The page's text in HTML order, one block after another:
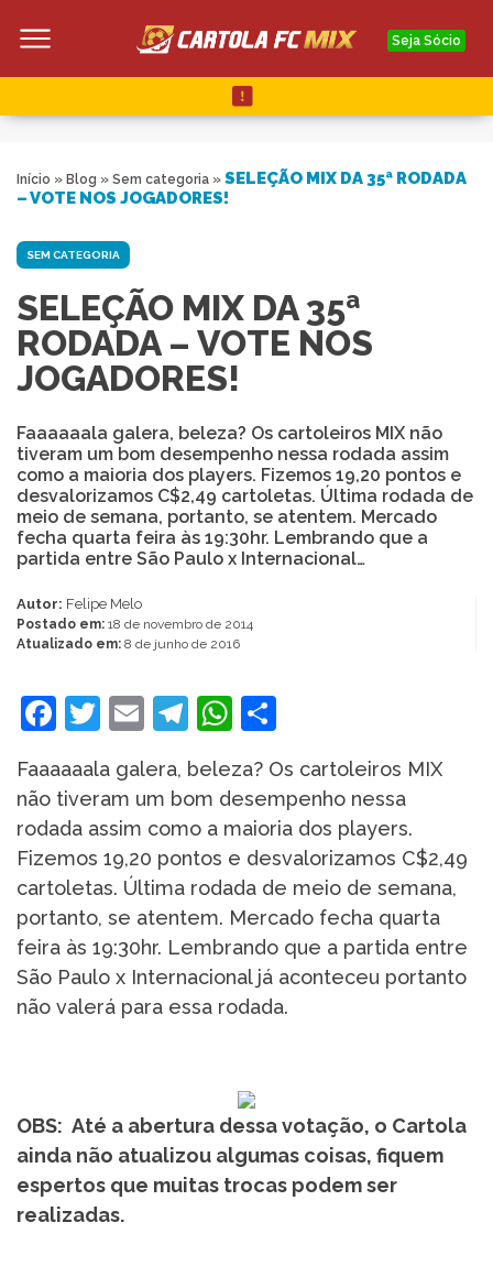
Seja Sócio
Início » Blog » Sem categoria » SELEÇÃO MIX DA 35ª RODADA
– VOTE NOS JOGADORES!
SEM CATEGORIA
SELEÇÃO MIX DA 35ª
RODADA – VOTE NOS
JOGADORES!
Faaaaaala galera, beleza? Os cartoleiros MIX não
tiveram um bom desempenho nessa rodada assim
como a maioria dos players. Fizemos 19,20 pontos e
desvalorizamos C$2,49 cartoletas. Última rodada de
meio de semana, portanto, se atentem. Mercado
fecha quarta feira às 19:30hr. Lembrando que a
partida entre São Paulo x Internacional…
Autor: Felipe Melo
Postado em: 18 de novembro de 2014
Atualizado em: 8 de junho de 2016
Facebook
Twitter
EmailTelegram
WhatsApp
Faaaaaala galera, beleza? Os cartoleiros MIX
não tiveram um bom desempenho nessa
rodada assim como a maioria dos players.
Fizemos 19,20 pontos e desvalorizamos C$2,49
cartoletas. Última rodada de meio de semana,
portanto, se atentem. Mercado fecha quarta
feira às 19:30hr. Lembrando que a partida entre
São Paulo x Internacional já aconteceu portanto
não valerá para essa rodada.
OBS: Até a abertura dessa votação, o Cartola
ainda não atualizou algumas coisas, fiquem
espertos que muitas trocas podem ser
realizadas.